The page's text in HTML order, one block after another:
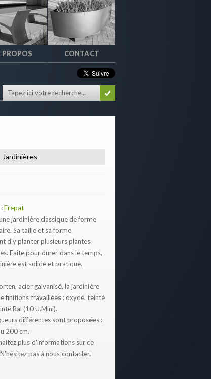
PROPOS CONTACT
Jardinières
Frepat
jardinière classique de forme
Sa taille et sa forme
d'y planter plusieurs plantes
Faite pour durer dans le temps,
est solide et pratique.
acier galvanisé, la jardinière
finitions travaillées : oxydé, teinté
Ral (10 U.Mini).
différentes sont proposées :
200 cm.
plus d'informations sur ce
pas à nous contacter.